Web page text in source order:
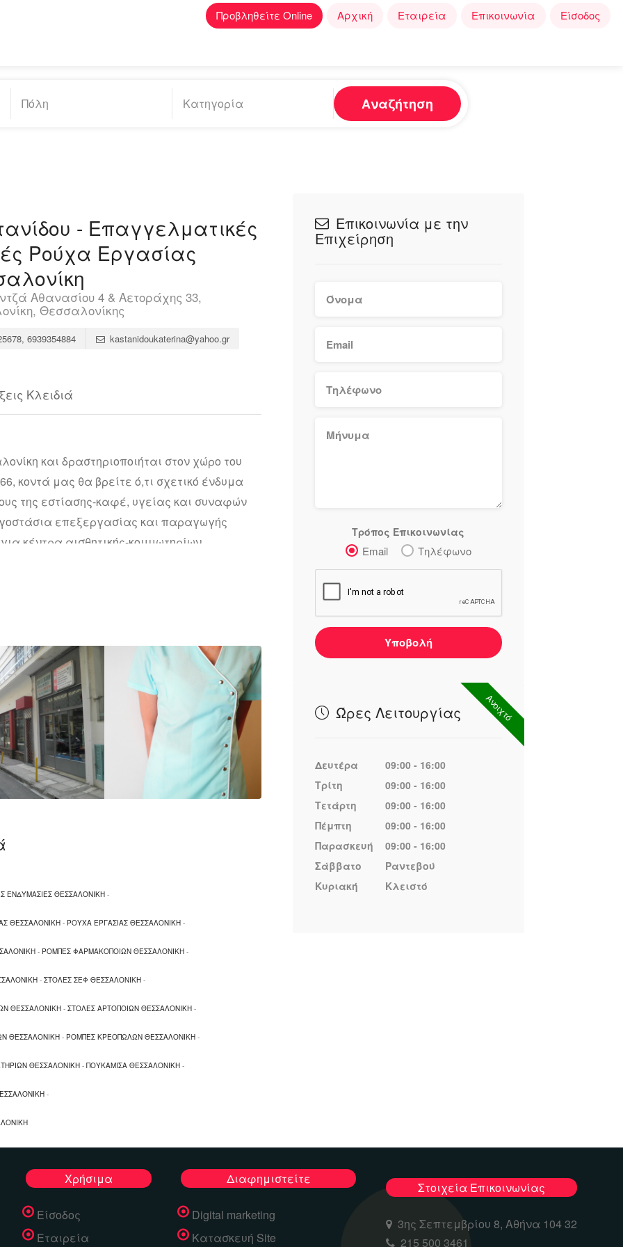
Προβληθείτε Online Αρχική Εταιρεία Επικοινωνία Είσοδος
Αναζήτηση
- Επαγγελματικές
Ρούχα Εργασίας
Αθανασίου 4 & Αετοράχης 33,
Θεσσαλονίκης
6939354884 kastanidoukaterina@yahoo.gr
Κλειδιά
και δραστηριοποιήται στον χώρο του
κοντά μας θα βρείτε ό,τι σχετικό ένδυμα
της εστίασης-καφέ, υγείας και συναφών
επεξεργασίας και παραγωγής
κέντρα αισθητικής-κομμωτηρίων.
εταιρία μας τα τελευταία 57 χρόνια.
χώρο του επαγγελματικού ενδύματος
να του παρέχουμε το καταλληλότερο
και μόνο.
ότι τα ενδύματά μας σχεδιάζονται και
με ποικιλια σε σχεδία και χρώματα ενώ
σχεδιάζει, παράγει και εμπορεύεται με
ΕΝΔΥΜΑΣΙΕΣ ΘΕΣΣΑΛΟΝΙΚΗ -
ΘΕΣΣΑΛΟΝΙΚΗ - ΡΟΥΧΑ ΕΡΓΑΣΙΑΣ ΘΕΣΣΑΛΟΝΙΚΗ -
- ΡΟΜΠΕΣ ΦΑΡΜΑΚΟΠΟΙΩΝ ΘΕΣΣΑΛΟΝΙΚΗ -
- ΣΤΟΛΕΣ ΣΕΦ ΘΕΣΣΑΛΟΝΙΚΗ -
ΘΕΣΣΑΛΟΝΙΚΗ - ΣΤΟΛΕΣ ΑΡΤΟΠΟΙΩΝ ΘΕΣΣΑΛΟΝΙΚΗ -
ΘΕΣΣΑΛΟΝΙΚΗ - ΡΟΜΠΕΣ ΚΡΕΟΠΩΛΩΝ ΘΕΣΣΑΛΟΝΙΚΗ -
ΘΕΣΣΑΛΟΝΙΚΗ - ΠΟΥΚΑΜΙΣΑ ΘΕΣΣΑΛΟΝΙΚΗ -
-
Επικοινωνία με την
Επιχείρηση
Τρόπος Επικοινωνίας
Email Τηλέφωνο
Υποβολή
Ανοιχτό
Ώρες Λειτουργίας
Δευτέρα
09:00 - 16:00
Τρίτη
09:00 - 16:00
Τετάρτη
09:00 - 16:00
Πέμπτη
09:00 - 16:00
Παρασκευή
09:00 - 16:00
Σάββατο
Ραντεβού
Κυριακή
Κλειστό
Χρήσιμα
Είσοδος
Εταιρεία
Διαφημιστείτε
Digital marketing
Κατασκευή Site
Στοιχεία Επικοινωνίας
3ης Σεπτεμβρίου 8, Αθήνα 104 32
215 500 3461